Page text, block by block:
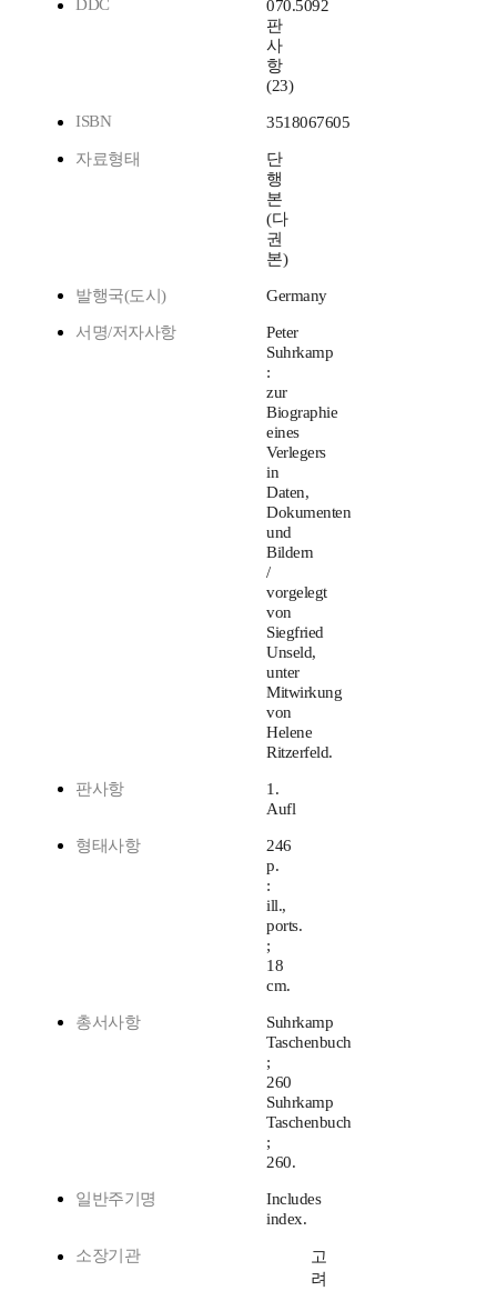
DDC
070.5092
판
사
항
(23)
ISBN
3518067605
자료형태
단
행
본
(다
권
본)
발행국(도시) Germany
서명/저자사항
Peter
Suhrkamp
:
zur
Biographie
eines
Verlegers
in
Daten,
Dokumenten
und
Bildern
/
vorgelegt
von
Siegfried
Unseld,
unter
Mitwirkung
von
Helene
Ritzerfeld.
판사항
1.
Aufl
형태사항
246
p.
:
ill.,
ports.
;
18
cm.
총서사항
Suhrkamp
Taschenbuch
;
260
Suhrkamp
Taschenbuch
;
260.
일반주기명
Includes
index.
소장기관
고
려